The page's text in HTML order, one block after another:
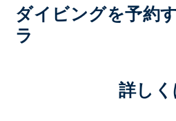
ダイビングを予約
ラ
詳し